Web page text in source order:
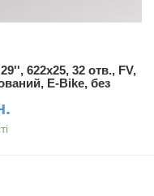
622x25, 32 отв., FV,
E-Bike, без